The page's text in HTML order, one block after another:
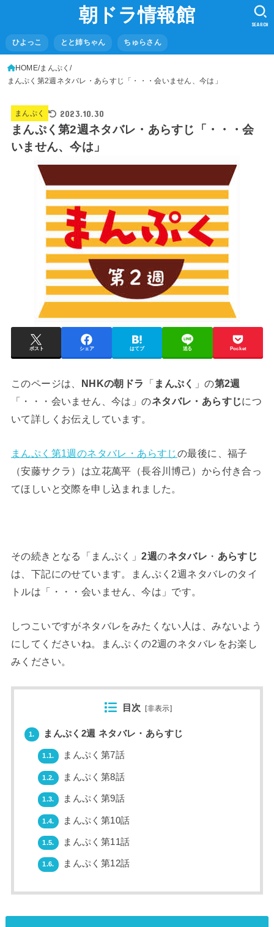
朝ドラ情報館
ひよっこ とと姉ちゃん ちゅらさん
SEARCH
HOME まんぷく
まんぷく第2週ネタバレ・あらすじ「・・・会いません、今は」
まんぷく 2023.10.30
まんぷく第2週ネタバレ・あらすじ「・・・会
いません、今は」
ポスト シェア はてブ 送る Pocket
このページは、 NHKの朝ドラ 「 まんぷく 」の第2週
「・・・会いません、今は」のネタバレ・あらすじにつ
いて詳しくお伝えしています。
まんぷく第1週のネタバレ・あらすじの最後に、福子
（安藤サクラ）は立花萬平（長谷川博己）から付き合っ
てほしいと交際を申し込まれました。
その続きとなる「まんぷく」2週のネタバレ ・ あらすじ
は、下記にのせています。まんぷく2週ネタバレのタイ
トルは「・・・会いません、今は」です。
しつこいですがネタバレをみたくない人は、みないよう
にしてくださいね。まんぷくの2週のネタバレをお楽し
みください。
目次 [非表示]
1. まんぷく2週 ネタバレ・あらすじ
1.1. まんぷく第7話
1.2. まんぷく第8話
1.3. まんぷく第9話
1.4. まんぷく第10話
1.5. まんぷく第11話
1.6. まんぷく第12話